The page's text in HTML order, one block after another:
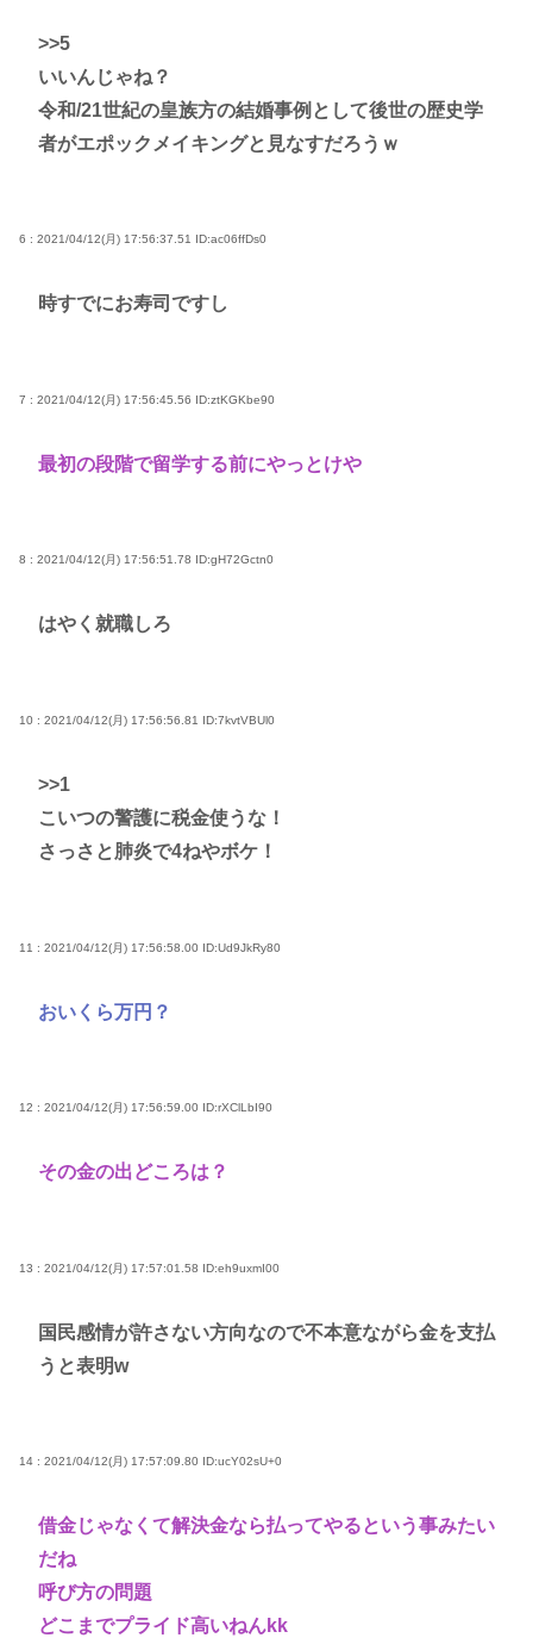
>>5
いいんじゃね？
令和/21世紀の皇族方の結婚事例として後世の歴史学
者がエポックメイキングと見なすだろうｗ
6 : 2021/04/12(月) 17:56:37.51 ID:ac06ffDs0
時すでにお寿司ですし
7 : 2021/04/12(月) 17:56:45.56 ID:ztKGKbe90
最初の段階で留学する前にやっとけや
8 : 2021/04/12(月) 17:56:51.78 ID:gH72Gctn0
はやく就職しろ
10 : 2021/04/12(月) 17:56:56.81 ID:7kvtVBUl0
>>1
こいつの警護に税金使うな！
さっさと肺炎で4ねやボケ！
11 : 2021/04/12(月) 17:56:58.00 ID:Ud9JkRy80
おいくら万円？
12 : 2021/04/12(月) 17:56:59.00 ID:rXClLbI90
その金の出どころは？
13 : 2021/04/12(月) 17:57:01.58 ID:eh9uxmI00
国民感情が許さない方向なので不本意ながら金を支払
うと表明w
14 : 2021/04/12(月) 17:57:09.80 ID:ucY02sU+0
借金じゃなくて解決金なら払ってやるという事みたい
だね
呼び方の問題
どこまでプライド高いねんkk